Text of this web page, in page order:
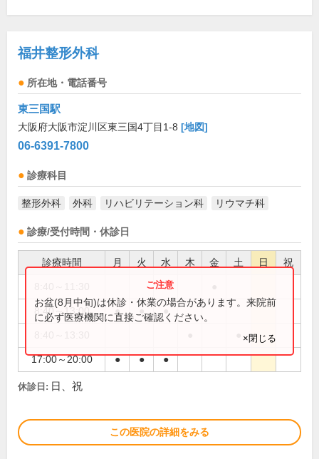
福井整形外科
所在地・電話番号
東三国駅
大阪府大阪市淀川区東三国4丁目1-8 [地図]
06-6391-7800
診療科目
整形外科 外科 リハビリテーション科 リウマチ科
診療/受付時間・休診日
診療時間 月 火 水 木 金 土 日 祝
8:40～13:00 ● ● ●
17:00～20:00 ● ● ●
お盆(8月中旬)は休診・休業の場合があります。来院前
に必ず医療機関に直接ご確認ください。
×閉じる
休診日: 日、祝
この医院の詳細をみる